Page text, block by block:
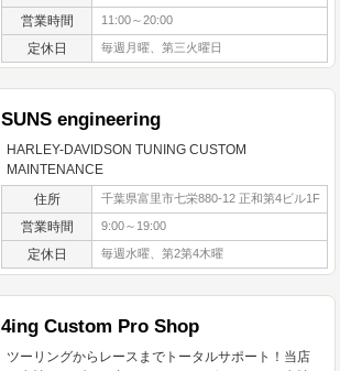
営業時間 11:00～20:00
定休日 毎週月曜、第三火曜日
SUNS engineering
HARLEY-DAVIDSON TUNING CUSTOM
MAINTENANCE
住所 千葉県富里市七栄880-12 正和第4ビル1F
営業時間 9:00～19:00
定休日 毎週水曜、第2第4木曜
4ing Custom Pro Shop
ツーリングからレースまでトータルサポート！当店